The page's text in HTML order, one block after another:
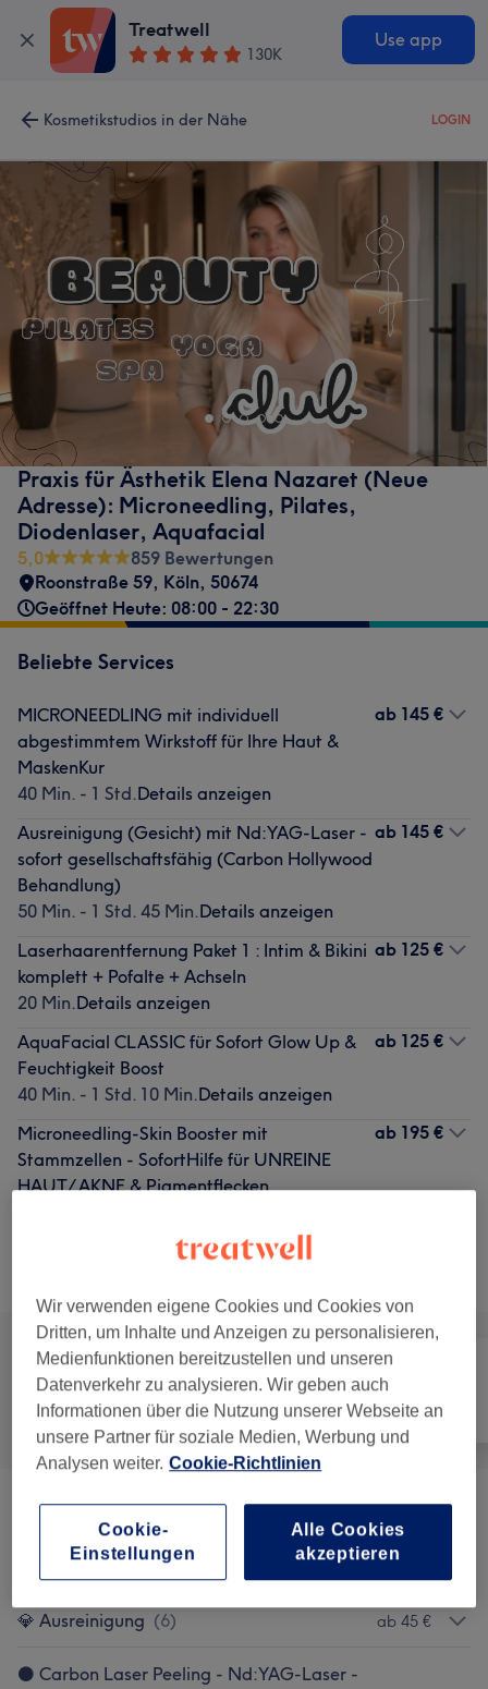
Treatwell
130K
Use app
Kosmetikstudios in der Nähe LOGIN
Praxis für Ästhetik Elena Nazaret (Neue
Adresse): Microneedling, Pilates,
Diodenlaser, Aquafacial
5,0
859 Bewertungen
Roonstraße 59, Köln, 50674
Geöffnet Heute: 08:00 - 22:30
Beliebte Services
MICRONEEDLING mit individuell
abgestimmtem Wirkstoff für Ihre Haut &
MaskenKur
40 Min. - 1 Std.Details anzeigen
ab 145 €
Ausreinigung (Gesicht) mit Nd:YAG-Laser -
sofort gesellschaftsfähig (Carbon Hollywood
Behandlung)
50 Min. - 1 Std. 45 Min.Details anzeigen
ab 145 €
Laserhaarentfernung Paket 1 : Intim & Bikini
komplett + Pofalte + Achseln
20 Min.Details anzeigen
ab 125 €
AquaFacial CLASSIC für Sofort Glow Up &
Feuchtigkeit Boost
40 Min. - 1 Std. 10 Min.Details anzeigen
ab 125 €
Microneedling-Skin Booster mit
Stammzellen - SofortHilfe für UNREINE
HAUT/ AKNE & Pigmentflecken
ab 195 €
Alle Haarentfernung Gesicht
🦵 Dauerhafte Laser Haarentfernung - Mit
Modernstem Medizinischem 4 Wellen ICE
Diodenlaser
( 27)
ab 35 €
💎 Ausreinigung (6) ab 45 €
⚫️ Carbon Laser Peeling - Nd:YAG-Laser -
Wir verwenden eigene Cookies und Cookies von
Dritten, um Inhalte und Anzeigen zu personalisieren,
Medienfunktionen bereitzustellen und unseren
Datenverkehr zu analysieren. Wir geben auch
Informationen über die Nutzung unserer Webseite an
unsere Partner für soziale Medien, Werbung und
Analysen weiter. Cookie-Richtlinien
Cookie-
Einstellungen
Alle Cookies
akzeptieren